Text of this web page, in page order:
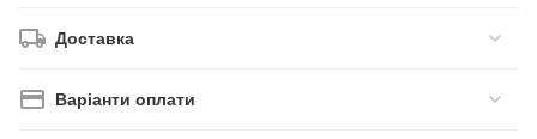
Доставка
Варіанти оплати